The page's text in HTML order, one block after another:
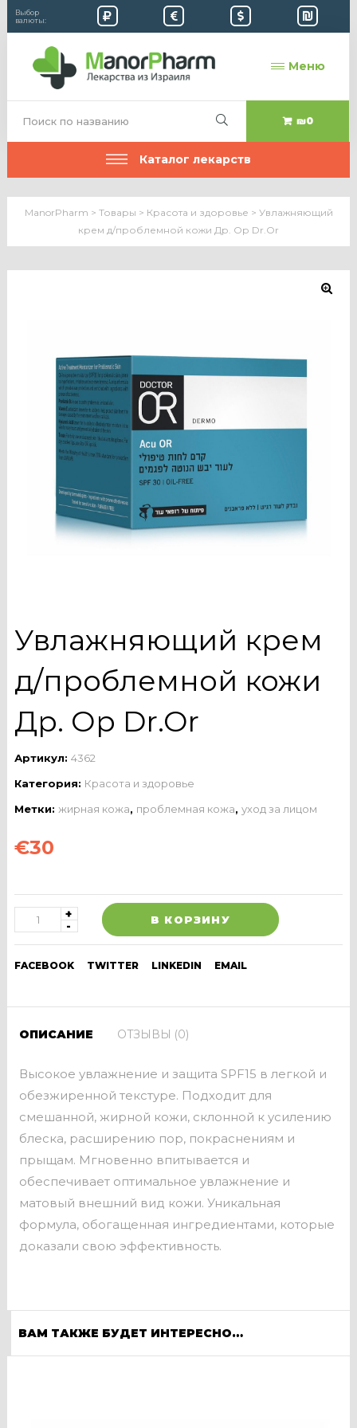
Выбор
валюты:
Меню
₪0
Каталог лекарств
ManorPharm > Товары > Красота и здоровье > Увлажняющий
крем д/проблемной кожи Др. Ор Dr.Or
Увлажняющий крем
д/проблемной кожи
Др. Ор Dr.Or
Артикул: 4362
Категория: Красота и здоровье
Метки: жирная кожа, проблемная кожа, уход за лицом
€30
В КОРЗИНУ
FACEBOOK TWITTER LINKEDIN EMAIL
ОПИСАНИЕ ОТЗЫВЫ (0)
Высокое увлажнение и защита SPF15 в легкой и
обезжиренной текстуре. Подходит для
смешанной, жирной кожи, склонной к усилению
блеска, расширению пор, покраснениям и
прыщам. Мгновенно впитывается и
обеспечивает оптимальное увлажнение и
матовый внешний вид кожи. Уникальная
формула, обогащенная ингредиентами, которые
доказали свою эффективность.
ВАМ ТАКЖЕ БУДЕТ ИНТЕРЕСНО…